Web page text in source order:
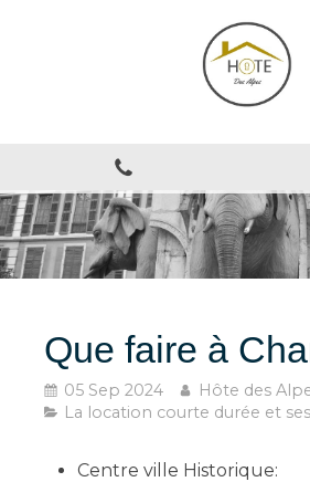
Que faire à
05 Sep 2024
Hôte des
La location courte durée et
Centre ville Historique: